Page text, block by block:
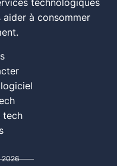
technologiques
à consommer
tech
2026